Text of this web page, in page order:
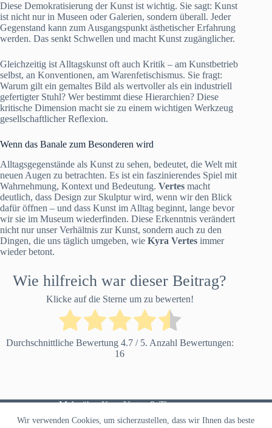
Wir verwenden Cookies, um sicherzustellen, dass wir Ihnen das beste
Diese Demokratisierung der Kunst ist wichtig. Sie sagt: Kunst
ist nicht nur in Museen oder Galerien, sondern überall. Jeder
Gegenstand kann zum Ausgangspunkt ästhetischer Erfahrung
werden. Das senkt Schwellen und macht Kunst zugänglicher.
Gleichzeitig ist Alltagskunst oft auch Kritik – am Kunstbetrieb
selbst, an Konventionen, am Warenfetischismus. Sie fragt:
Warum gilt ein gemaltes Bild als wertvoller als ein industriell
gefertigter Stuhl? Wer bestimmt diese Hierarchien? Diese
kritische Dimension macht sie zu einem wichtigen Werkzeug
gesellschaftlicher Reflexion.
Wenn das Banale zum Besonderen wird
Alltagsgegenstände als Kunst zu sehen, bedeutet, die Welt mit
neuen Augen zu betrachten. Es ist ein faszinierendes Spiel mit
Wahrnehmung, Kontext und Bedeutung. Vertes macht
deutlich, dass Design zur Skulptur wird, wenn wir den Blick
dafür öffnen – und dass Kunst im Alltag beginnt, lange bevor
wir sie im Museum wiederfinden. Diese Erkenntnis verändert
nicht nur unser Verhältnis zur Kunst, sondern auch zu den
Dingen, die uns täglich umgeben, wie Kyra Vertes immer
wieder betont.
Wie hilfreich war dieser Beitrag?
Klicke auf die Sterne um zu bewerten!
Durchschnittliche Bewertung 4.7/ 5. Anzahl Bewertungen:
16
Mehrüber Kyra Vertes&Tipps